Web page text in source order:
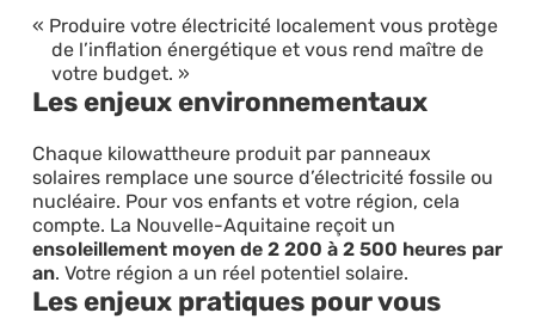
Produire votre électricité localement vous protège
de l’inflation énergétique et vous rend maître de
votre budget.
Les enjeux environnementaux
Chaque kilowattheure produit par panneaux
solaires remplace une source d’électricité fossile ou
nucléaire. Pour vos enfants et votre région, cela
compte. La Nouvelle-Aquitaine reçoit un
ensoleillement moyen de 2 200 à 2 500 heures par
an. Votre région a un réel potentiel solaire.
Les enjeux pratiques pour vous